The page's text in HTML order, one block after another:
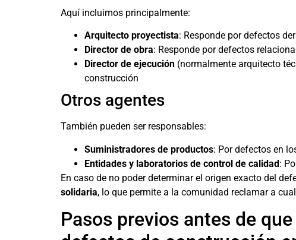
Aquí incluimos principalmente:
Arquitecto proyectista: Responde por defectos
Director de obra: Responde por defectos
Director de ejecución (normalmente arquitecto
construcción
Otros agentes
También pueden ser responsables:
Suministradores de productos: Por defectos en
Entidades y laboratorios de control de calidad:
En caso de no poder determinar el origen exacto del
solidaria, lo que permite a la comunidad reclamar a
Pasos previos antes de